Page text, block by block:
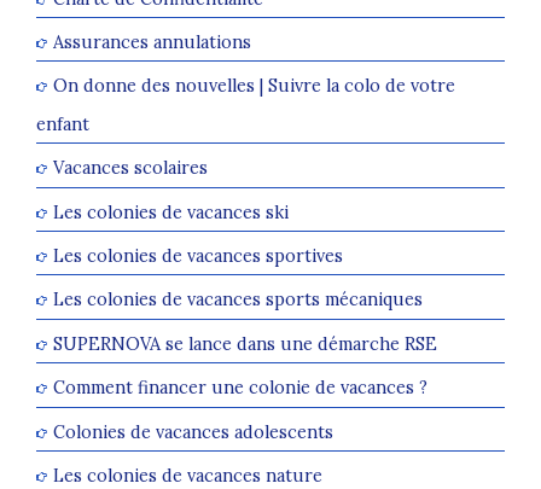
Assurances annulations
On donne des nouvelles | Suivre la colo de votre
enfant
Vacances scolaires
Les colonies de vacances ski
Les colonies de vacances sportives
Les colonies de vacances sports mécaniques
SUPERNOVA se lance dans une démarche RSE
Comment financer une colonie de vacances ?
Colonies de vacances adolescents
Les colonies de vacances nature